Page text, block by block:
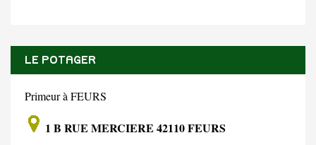
LE POTAGER
Primeur à FEURS
1 B RUE MERCIERE 42110 FEURS